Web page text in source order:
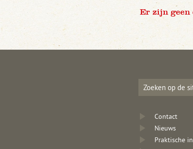
Er zijn geen
Contact
Nieuws
Praktische